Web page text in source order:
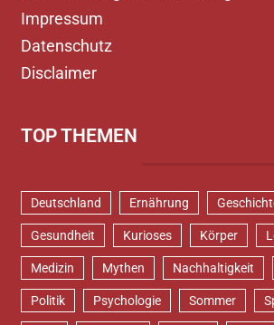
Impressum
Datenschutz
Disclaimer
TOP THEMEN
Deutschland Ernährung
Gesundheit Kurioses Körper
Medizin Mythen Nachhaltigkeit
Politik Psychologie Sommer